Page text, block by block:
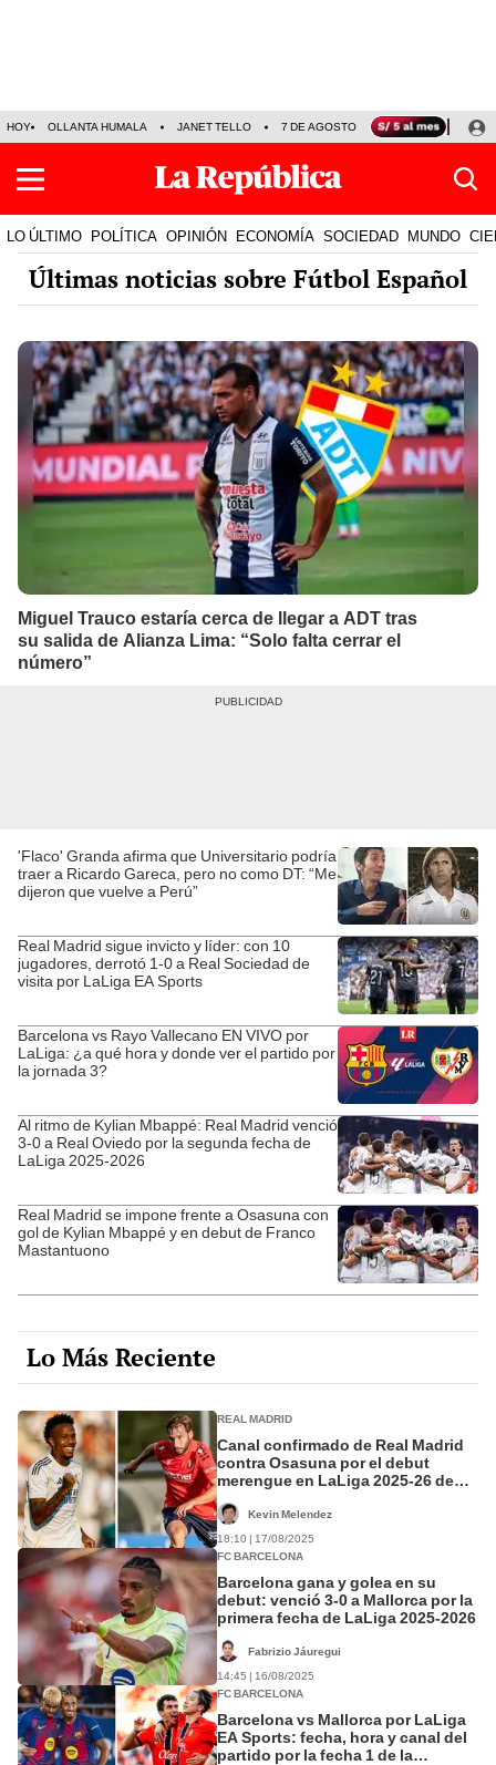
HOY OLLANTA HUMALA JANET TELLO 7 DE AGOSTO TINKA RESULTADOS
LO ÚLTIMO POLÍTICA OPINIÓN ECONOMÍA SOCIEDAD MUNDO
Últimas noticias sobre Fútbol Español
Miguel Trauco estaría cerca de llegar a ADT tras
su salida de Alianza Lima: “Solo falta cerrar el
número”
'Flaco' Granda afirma que Universitario podría
traer a Ricardo Gareca, pero no como DT: “Me
dijeron que vuelve a Perú”
Real Madrid sigue invicto y líder: con 10
jugadores, derrotó 1-0 a Real Sociedad de
visita por LaLiga EA Sports
Barcelona vs Rayo Vallecano EN VIVO por
LaLiga: ¿a qué hora y donde ver el partido por
la jornada 3?
Al ritmo de Kylian Mbappé: Real Madrid venció
3-0 a Real Oviedo por la segunda fecha de
LaLiga 2025-2026
Real Madrid se impone frente a Osasuna con
gol de Kylian Mbappé y en debut de Franco
Mastantuono
Lo Más Reciente
REAL MADRID
Canal confirmado de Real Madrid
contra Osasuna por el debut
merengue en LaLiga 2025-26 de
Kevin Melendez
18:10 | 17/08/2025
FC BARCELONA
Barcelona gana y golea en su
debut: venció 3-0 a Mallorca por la
primera fecha de LaLiga 2025-2026
Fabrizio Jáuregui
14:45 | 16/08/2025
FC BARCELONA
Barcelona vs Mallorca por LaLiga
EA Sports: fecha, hora y canal del
partido por la fecha 1 de la